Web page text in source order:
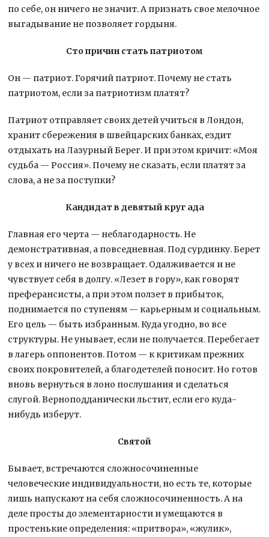
по себе, он ничего не значит. А признать свое мелочное
выгадывание не позволяет гордыня.
Сто причин стать патриотом
Он — патриот. Горячий патриот. Почему не стать
патриотом, если за патриотизм платят?
Патриот отправляет своих детей учиться в Лондон,
хранит сбережения в швейцарских банках, ездит
отдыхать на Лазурный Берег. И при этом кричит: «Моя
судьба — Россия». Почему не сказать, если платят за
слова, а не за поступки?
Кандидат в девятый круг ада
Главная его черта — неблагодарность. Не
демонстративная, а повседневная. Под сурдинку. Берет
у всех и ничего не возвращает. Одалживается и не
чувствует себя в долгу. «Лезет в гору», как говорят
преферансисты, а при этом ползет в прибыток,
поднимается по ступеням — карьерным и социальным.
Его цель — быть избранным. Куда угодно, во все
структуры. Не унывает, если не получается. Перебегает
в лагерь оппонентов. Потом — к критикам прежних
своих покровителей, а благодетелей поносит. Но готов
вновь вернуться в лоно послушания и сделаться
слугой. Верноподданически льстит, если его куда-
нибудь изберут.
Святой
Бывает, встречаются сложносочиненные
человеческие индивидуальности, но есть те, которые
лишь напускают на себя сложносочиненность. А на
деле просты до элементарности и умещаются в
простенькие определения: «притвора», «жулик»,